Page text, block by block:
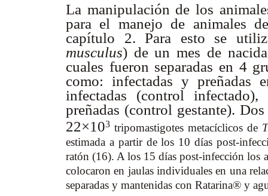
La manipulación de los
para el manejo de animales
capítulo 2. Para esto se
musculus) de un mes de
cuales fueron separadas en 4
como: infectadas y preñadas
infectadas (control
preñadas (control gestante).
22×103 tripomastigotes metacíclicos de
estimada a partir de los 10 días post-
ratón (16). A los 15 días post-infección los
colocaron en jaulas individuales en una
separadas y mantenidas con Ratarina® y